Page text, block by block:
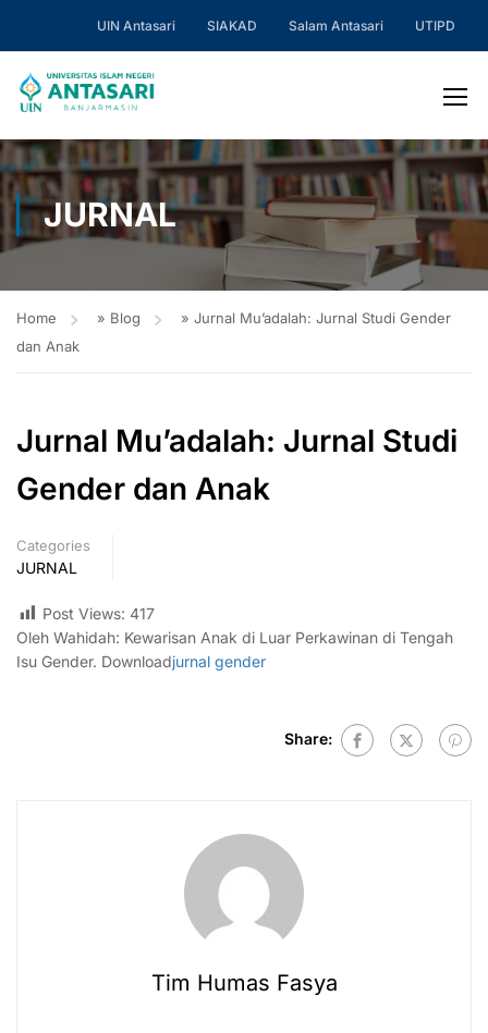
UIN Antasari SIAKAD Salam Antasari UTIPD
JURNAL
Home » Blog » Jurnal Mu’adalah: Jurnal Studi Gender
dan Anak
Jurnal Mu’adalah: Jurnal Studi
Gender dan Anak
Categories
JURNAL
Post Views: 417
Oleh Wahidah: Kewarisan Anak di Luar Perkawinan di Tengah
Isu Gender. Downloadjurnal gender
Share:
Tim Humas Fasya